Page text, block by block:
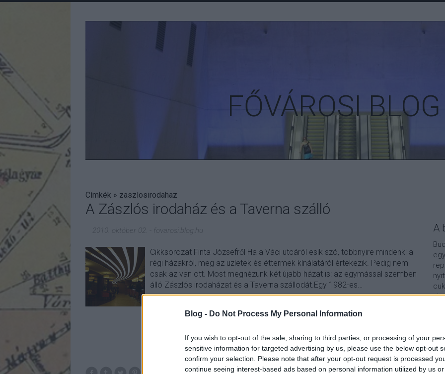
Blog - Do Not Process My Personal Information
If you wish to opt-out of the sale, sharing to third parties, or processing of your
sensitive information for targeted advertising by us, please use the below opt-out
confirm your selection. Please note that after your opt-out request is processed
continue seeing interest-based ads based on personal information utilized by us
FŐVÁROSI BLOG
Címkék » zaszlosirodahaz
A Zászlós irodaház és a Taverna szálló
2010. október 02. fovarosi.blog.hu
Cikksorozat Finta Józsefről Ha a Váci utcáról esik szó, többnyire mindenki a
régi házakról, meg az üzletek és éttermek kínálatáról értekezik. Pedig nem
csak az van ott. Most megnézünk két újabb házat is: az egymással szemben
álló Zászlós irodaházat és a Taverna szállodát.Egy 1982-es…
TOVÁBB
2komment
A